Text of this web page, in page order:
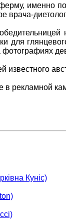
именно
врача-
для
в
Куніс)